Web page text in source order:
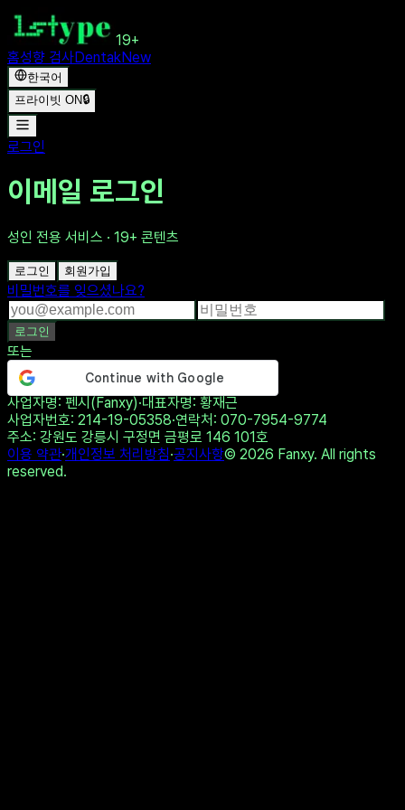
19+
홈성향 검사DentakNew
한국어
프라이빗 ON🔒
로그인
이메일 로그인
성인 전용 서비스 · 19+ 콘텐츠
로그인 회원가입
비밀번호를 잊으셨나요?
로그인
또는
사업자명: 펜시(Fanxy)·대표자명: 황재근
사업자번호: 214-19-05358·연락처 : 070-7954-9774
주소: 강원도 강릉시 구정면 금평로 146 101호
이용 약관·개인정보 처리방침·공지사항© 2026 Fanxy. All rights
reserved.